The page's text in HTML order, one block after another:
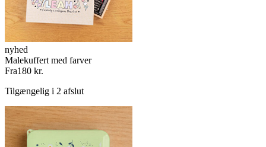
nyhed
Malekuffert med farver
Fra180 kr.
Tilgængelig i 2 afslut